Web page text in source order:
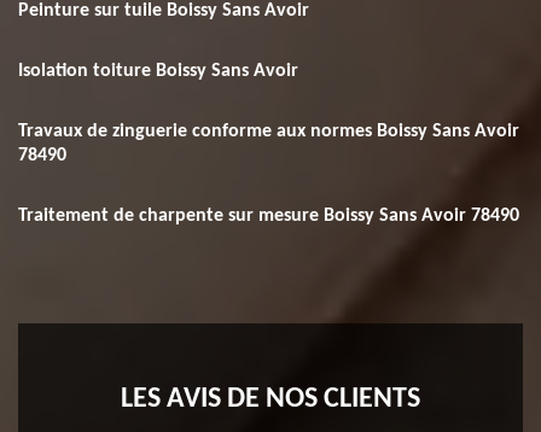
Peinture sur tuile Boissy Sans Avoir
Isolation toiture Boissy Sans Avoir
Travaux de zinguerie conforme aux normes Boissy Sans Avoir
78490
Traitement de charpente sur mesure Boissy Sans Avoir 78490
LES AVIS DE NOS CLIENTS